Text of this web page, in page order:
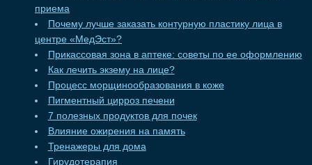
приема
Почему лучше заказать контурную пластику лица в
центре «МедЭст»?
Прикассовая зона в аптеке: советы по ее оформлению
Как лечить экзему на лице?
Процесс морщинообразования в коже
Пигментный цирроз печени
7 полезных продуктов для почек
Влияние ожирения на память
Тренажеры для дома
Гирудотерапия